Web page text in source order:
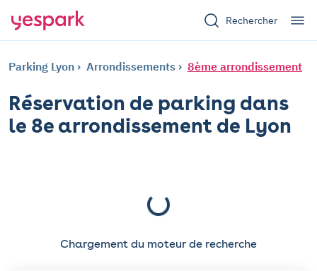
Rechercher
Parking Lyon Arrondissements 8ème arrondissement
Réservation de parking dans
le 8e arrondissement de Lyon
Chargement du moteur de recherche